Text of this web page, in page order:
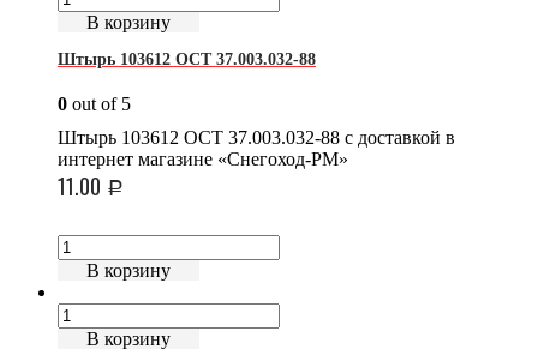
В корзину
Штырь 103612 ОСТ 37.003.032-88
0 out of 5
Штырь 103612 ОСТ 37.003.032-88 с доставкой в
интернет магазине «Снегоход-РМ»
11.00 Р
В корзину
В корзину